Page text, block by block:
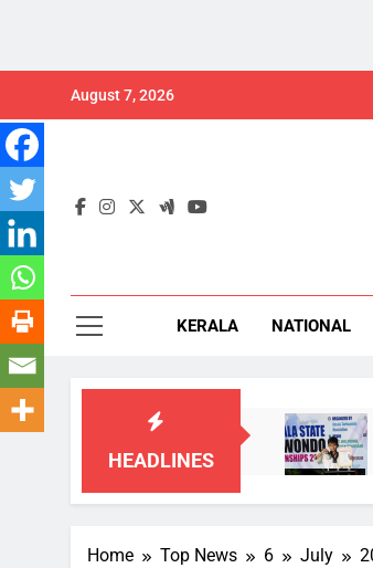
content
August 7, 2026
KERALA NATIONAL
HEADLINES
Home Top News 6 July